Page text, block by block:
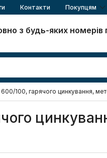
Контакти Покупцям
з будь-яких номерів
100, гарячого цинкування,